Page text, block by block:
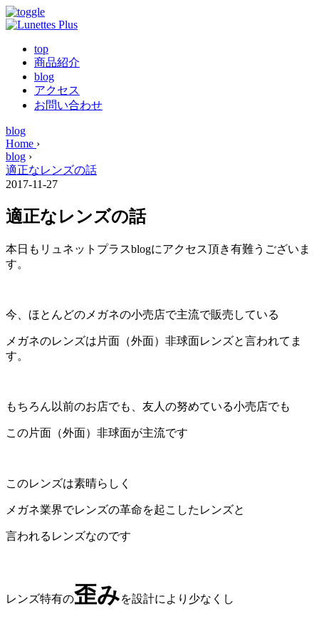
top
商品紹介
blog
アクセス
お問い合わせ
blog
Home ›
blog ›
適正なレンズの話
2017-11-27
適正なレンズの話
本日もリュネットプラスblogにアクセス頂き有難うございま
す。
今、ほとんどのメガネの小売店で主流で販売している
メガネのレンズは片面（外面）非球面レンズと言われてま
す。
もちろん以前のお店でも、友人の努めている小売店でも
この片面（外面）非球面が主流です
このレンズは素晴らしく
メガネ業界でレンズの革命を起こしたレンズと
言われるレンズなのです
レンズ特有の歪みを設計により少なくし